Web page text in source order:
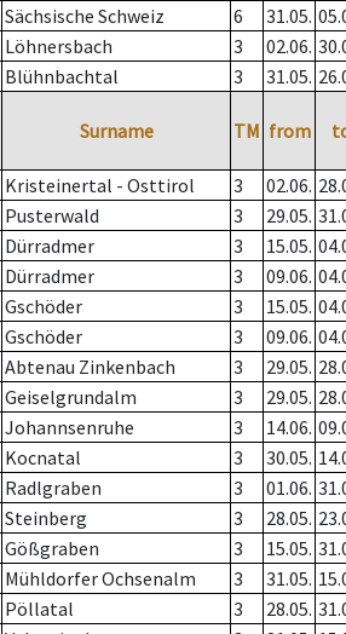
Sächsische Schweiz 6 31.05.
Löhnersbach 3 02.06.
Blühnbachtal 3 31.05.
Surname TM from
Kristeinertal - Osttirol 3 02.06.
Pusterwald 3 29.05.
Dürradmer 3 15.05.
Dürradmer 3 09.06.
Gschöder 3 15.05.
Gschöder 3 09.06.
Abtenau Zinkenbach 3 29.05.
Geiselgrundalm 3 29.05.
Johannsenruhe 3 14.06.
Kocnatal 3 30.05.
Radlgraben 3 01.06.
Steinberg 3 28.05.
Gößgraben 3 15.05.
Mühldorfer Ochsenalm 3 31.05.
Pöllatal 3 28.05.